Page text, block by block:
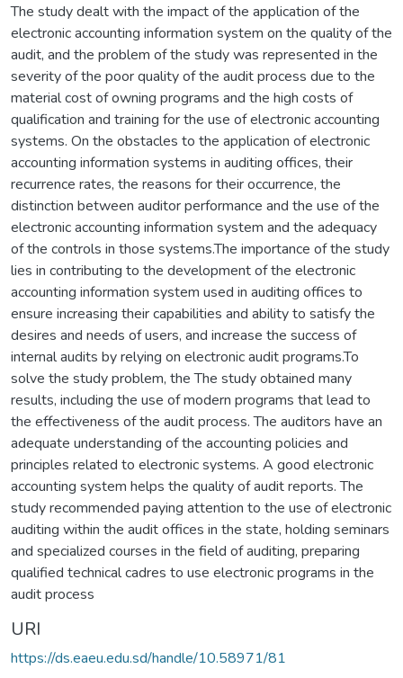
The study dealt with the impact of the application of the
electronic accounting information system on the quality of the
audit, and the problem of the study was represented in the
severity of the poor quality of the audit process due to the
material cost of owning programs and the high costs of
qualification and training for the use of electronic accounting
systems. On the obstacles to the application of electronic
accounting information systems in auditing offices, their
recurrence rates, the reasons for their occurrence, the
distinction between auditor performance and the use of the
electronic accounting information system and the adequacy
of the controls in those systems.The importance of the study
lies in contributing to the development of the electronic
accounting information system used in auditing offices to
ensure increasing their capabilities and ability to satisfy the
desires and needs of users, and increase the success of
internal audits by relying on electronic audit programs.To
solve the study problem, the The study obtained many
results, including the use of modern programs that lead to
the effectiveness of the audit process. The auditors have an
adequate understanding of the accounting policies and
principles related to electronic systems. A good electronic
accounting system helps the quality of audit reports. The
study recommended paying attention to the use of electronic
auditing within the audit offices in the state, holding seminars
and specialized courses in the field of auditing, preparing
qualified technical cadres to use electronic programs in the
audit process
URI
https://ds.eaeu.edu.sd/handle/10.58971/81